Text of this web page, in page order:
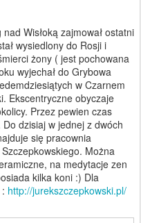
Wisłoką zajmował ostatni
wysiedlony do Rosji i
żony ( jest pochowana
wyjechał do Grybowa
w Czarnem
Ekscentryczne obyczaje
Przez pewien czas
dzisiaj w jednej z dwóch
się pracownia
Można
na medytacje zen
kilka koni :) Dla
http://jurekszczepkowski.pl/